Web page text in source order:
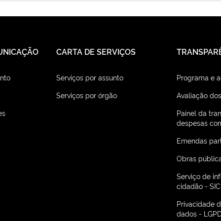
CARTA DE SERVIÇOS
Serviços por assunto
Serviços por órgão
Programa e
Avaliação
Painel da
despesas
Emendas
Obras
Serviço de
cidadão - SIC
Privacidade
dados -